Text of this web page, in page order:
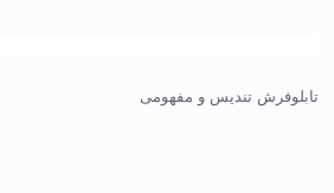
تابلوفرش تندیس و مفهومی